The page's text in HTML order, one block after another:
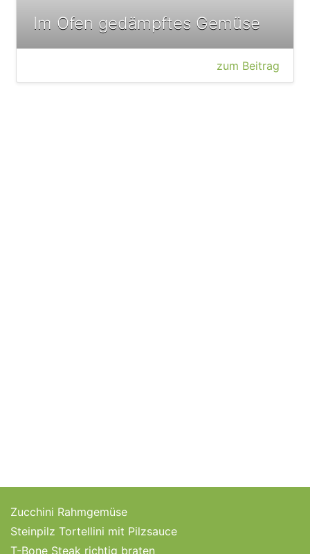
Im Ofen gedämpftes Gemüse
zum Beitrag
Zucchini Rahmgemüse
Steinpilz Tortellini mit Pilzsauce
T-Bone Steak richtig braten